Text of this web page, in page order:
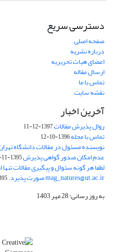
دسترسی سریع
صفحه اصلی
درباره نشریه
اعضای هیات تحریریه
ارسال مقاله
تماس با ما
نقشه سایت
آخرین اخبار
روال پذیرش مقالات1397-12-11
تماس با مجله1396-10-12
نویسنده مسئول در مقالات دانشگاه
عدم امکان صدور گواهی پذیرش1395-11-21
لطفا هر گونه سئوال و پیگیری مقالات
mag_natures@ut.ac.ir صورت پذیرد. 27
به روز رسانی: 28 مهر 1403